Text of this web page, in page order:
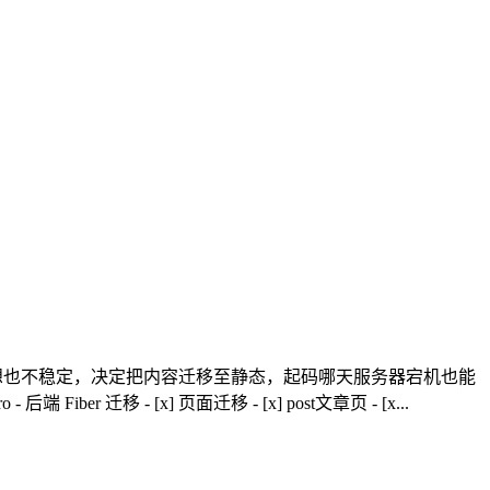
不稳定，决定把内容迁移至静态，起码哪天服务器宕机也能
后端 Fiber 迁移 - [x] 页面迁移 - [x] post文章页 - [x...